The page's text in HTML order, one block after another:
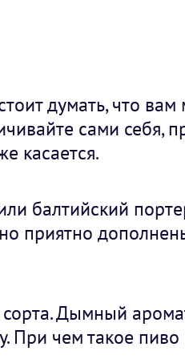
думать, что вам
сами себя,
касается.
балтийский
приятно
Дымный
При чем такое